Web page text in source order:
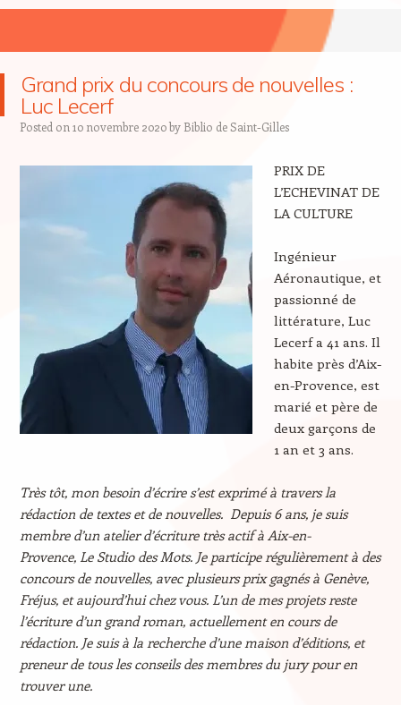
Grand prix du concours de nouvelles :
Luc Lecerf
Posted on 10 novembre 2020by Biblio de Saint-Gilles
PRIX DE
L’ECHEVINAT DE
LA CULTURE
Ingénieur
Aéronautique, et
passionné de
littérature, Luc
Lecerf a 41 ans. Il
habite près d’Aix-
en-Provence, est
marié et père de
deux garçons de
1 an et 3 ans.
Très tôt, mon besoin d’écrire s’est exprimé à travers la
rédaction de textes et de nouvelles. Depuis 6 ans, je suis
membre d’un atelier d’écriture très actif à Aix-en-
Provence, Le Studio des Mots. Je participe régulièrement à des
concours de nouvelles, avec plusieurs prix gagnés à Genève,
Fréjus, et aujourd’hui chez vous. L’un de mes projets reste
l’écriture d’un grand roman, actuellement en cours de
rédaction. Je suis à la recherche d’une maison d’éditions, et
preneur de tous les conseils des membres du jury pour en
trouver une.